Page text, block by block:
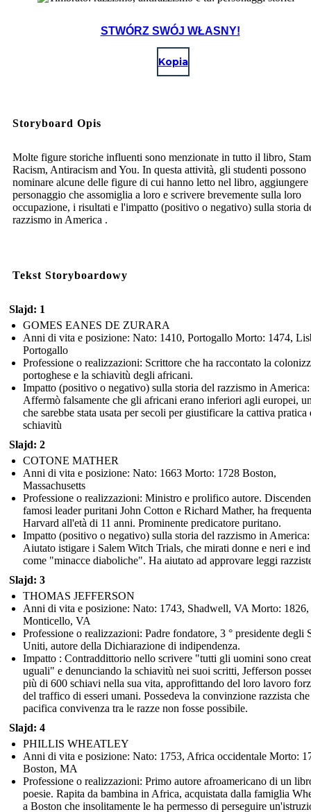
STWÓRZ SWÓJ WŁASNY!
Kopia
Storyboard Opis
Molte figure storiche influenti sono menzionate in tutto il libro,
Racism, Antiracism and You. In questa attività, gli studenti possono
nominare alcune delle figure di cui hanno letto nel libro, aggiungere
personaggio che assomiglia a loro e scrivere brevemente sulla loro
occupazione, i risultati e l'impatto (positivo o negativo) sulla storia
razzismo in America .
Tekst Storyboardowy
Slajd: 1
GOMES EANES DE ZURARA
Anni di vita e posizione: Nato: 1410, Portogallo Morto: 1474,
Portogallo
Professione o realizzazioni: Scrittore che ha raccontato la
portoghese e la schiavitù degli africani.
Impatto (positivo o negativo) sulla storia del razzismo in America:
Affermò falsamente che gli africani erano inferiori agli europei,
che sarebbe stata usata per secoli per giustificare la cattiva pratica
schiavitù
Slajd: 2
COTONE MATHER
Anni di vita e posizione: Nato: 1663 Morto: 1728 Boston,
Massachusetts
Professione o realizzazioni: Ministro e prolifico autore.
famosi leader puritani John Cotton e Richard Mather, ha
Harvard all'età di 11 anni. Prominente predicatore puritano.
Impatto (positivo o negativo) sulla storia del razzismo in America:
Aiutato istigare i Salem Witch Trials, che mirati donne e neri e
come "minacce diaboliche". Ha aiutato ad approvare leggi
Slajd: 3
THOMAS JEFFERSON
Anni di vita e posizione: Nato: 1743, Shadwell, VA Morto: 1826,
Monticello, VA
Professione o realizzazioni: Padre fondatore, 3 ° presidente degli
Uniti, autore della Dichiarazione di indipendenza.
Impatto : Contraddittorio nello scrivere "tutti gli uomini sono
uguali" e denunciando la schiavitù nei suoi scritti, Jefferson
più di 600 schiavi nella sua vita, approfittando del loro lavoro
del traffico di esseri umani. Possedeva la convinzione razzista
pacifica convivenza tra le razze non fosse possibile.
Slajd: 4
PHILLIS WHEATLEY
Anni di vita e posizione: Nato: 1753, Africa occidentale Morto:
Boston, MA
Professione o realizzazioni: Primo autore afroamericano di un
poesie. Rapita da bambina in Africa, acquistata dalla famiglia
a Boston che insolitamente le ha permesso di perseguire